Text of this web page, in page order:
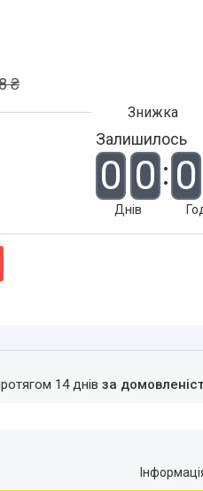
₴
Залишилось
0 0
Днів
0
14 днів за